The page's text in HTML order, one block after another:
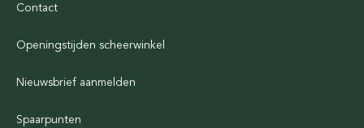
Contact
Openingstijden scheerwinkel
Nieuwsbrief aanmelden
Spaarpunten